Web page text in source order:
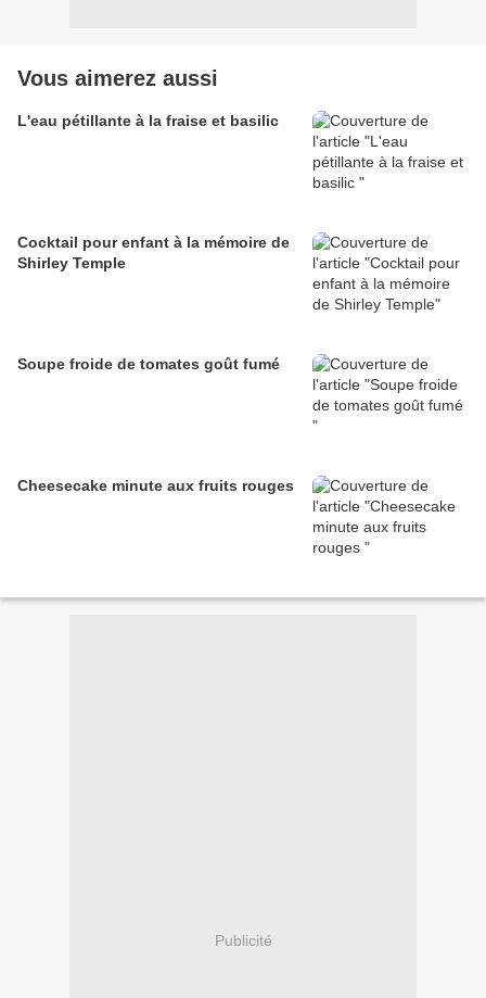
Vous aimerez aussi
L'eau pétillante à la fraise et basilic
Cocktail pour enfant à la mémoire de
Shirley Temple
Soupe froide de tomates goût fumé
Cheesecake minute aux fruits rouges
Publicité